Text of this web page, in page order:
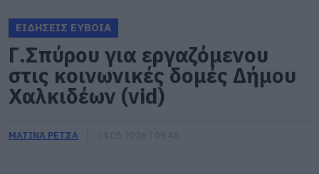
ΕΙΔΗΣΕΙΣ ΕΥΒΟΙΑ
Γ.Σπύρου για εργαζόμενου
στις κοινωνικές δομές Δήμου
Χαλκιδέων (vid)
ΜΑΤΙΝΑ ΡΕΤΣΑ